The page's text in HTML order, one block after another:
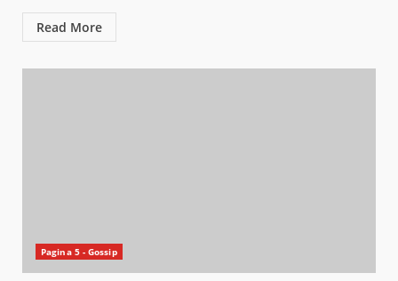
Read More
Pagina 5 - Gossip